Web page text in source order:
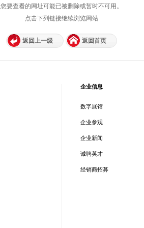
您要查看的网址可能已被删除或暂时不可用。
点击下列链接继续浏览网站
返回上一级 返回首页
企业信息
数字展馆
企业参观
企业新闻
诚聘英才
经销商招募